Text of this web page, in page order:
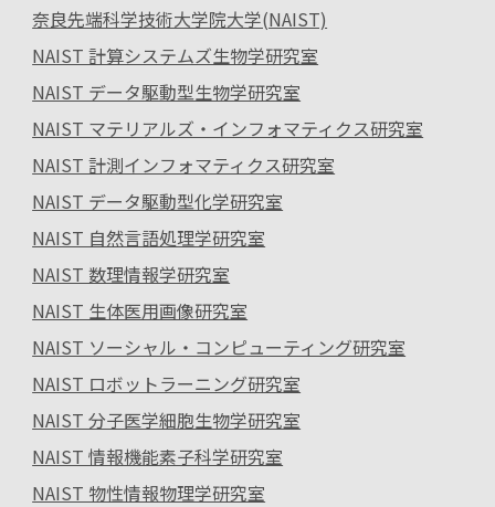
奈良先端科学技術大学院大学(NAIST)
NAIST 計算システムズ生物学研究室
NAIST データ駆動型生物学研究室
NAIST マテリアルズ・インフォマティクス研究室
NAIST 計測インフォマティクス研究室
NAIST データ駆動型化学研究室
NAIST 自然言語処理学研究室
NAIST 数理情報学研究室
NAIST 生体医用画像研究室
NAIST ソーシャル・コンピューティング研究室
NAIST ロボットラーニング研究室
NAIST 分子医学細胞生物学研究室
NAIST 情報機能素子科学研究室
NAIST 物性情報物理学研究室